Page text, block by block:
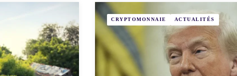
CRYPTOMONNAIE ACTUALITÉS